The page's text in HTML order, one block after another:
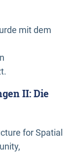
mit dem
II: Die
for Spatial